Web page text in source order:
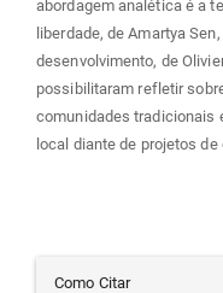
abordagem analética é a
liberdade, de Amartya
desenvolvimento, de
possibilitaram refletir
comunidades tradicionais
local diante de projetos
Como Citar